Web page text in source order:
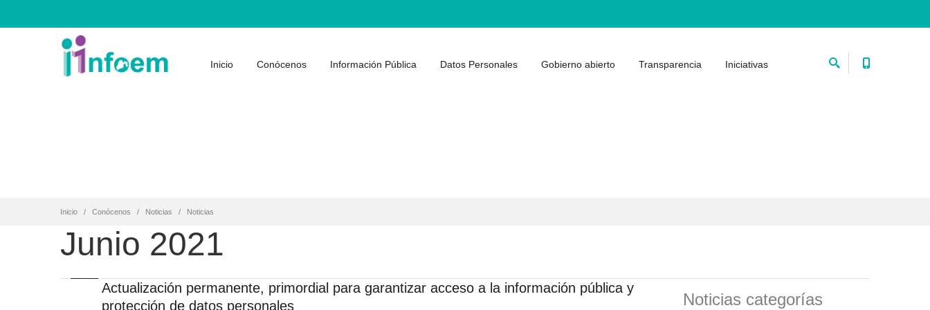
Inicio Conócenos Información Pública Datos Personales Gobierno abierto Transparencia Iniciativas
Inicio Conócenos Noticias Noticias
Junio 2021
Actualización permanente, primordial para garantizar acceso a la información pública y
protección de datos personales
Noticias categorías